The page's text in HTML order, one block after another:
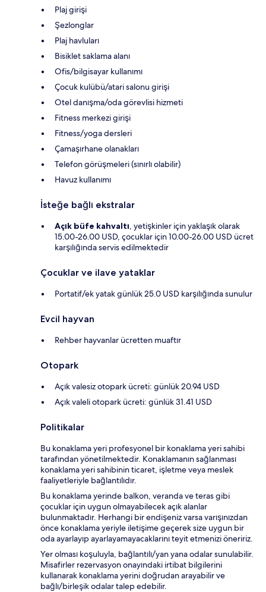
Plaj girişi
Şezlonglar
Plaj havluları
Bisiklet saklama alanı
Ofis/bilgisayar kullanımı
Çocuk kulübü/atari salonu girişi
Otel danışma/oda görevlisi hizmeti
Fitness merkezi girişi
Fitness/yoga dersleri
Çamaşırhane olanakları
Telefon görüşmeleri (sınırlı olabilir)
Havuz kullanımı
İsteğe bağlı ekstralar
Açık büfe kahvaltı, yetişkinler için yaklaşık olarak
15.00-26.00 USD, çocuklar için 10.00-26.00 USD ücret
karşılığında servis edilmektedir
Çocuklar ve ilave yataklar
Portatif/ek yatak günlük 25.0 USD karşılığında sunulur
Evcil hayvan
Rehber hayvanlar ücretten muaftır
Otopark
Açık valesiz otopark ücreti: günlük 20.94 USD
Açık valeli otopark ücreti: günlük 31.41 USD
Politikalar
Bu konaklama yeri profesyonel bir konaklama yeri sahibi
tarafından yönetilmektedir. Konaklamanın sağlanması
konaklama yeri sahibinin ticaret, işletme veya meslek
faaliyetleriyle bağlantılıdır.
Bu konaklama yerinde balkon, veranda ve teras gibi
çocuklar için uygun olmayabilecek açık alanlar
bulunmaktadır. Herhangi bir endişeniz varsa varışınızdan
önce konaklama yeriyle iletişime geçerek size uygun bir
oda ayarlayıp ayarlayamayacaklarını teyit etmenizi öneririz.
Yer olması koşuluyla, bağlantılı/yan yana odalar sunulabilir.
Misafirler rezervasyon onayındaki irtibat bilgilerini
kullanarak konaklama yerini doğrudan arayabilir ve
bağlı/birleşik odalar talep edebilir.